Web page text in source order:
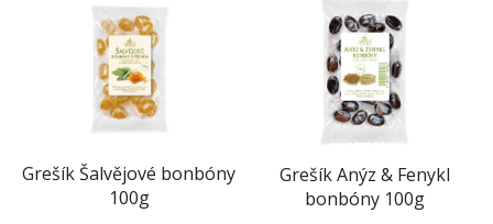
dGrešík Šalvějové bonbóny
100g
Grešík Anýz & Fenykl
bonbóny 100g